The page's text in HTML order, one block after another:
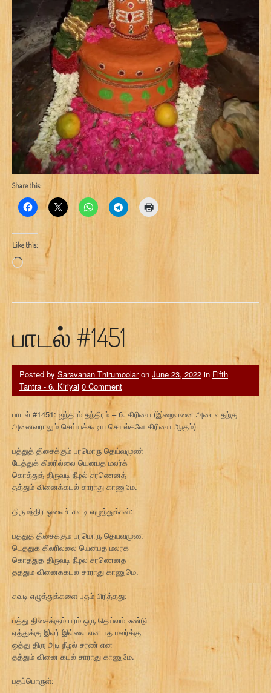
Share this:
Like this:
Loading…
பாடல் #1451
Posted by Saravanan Thirumoolaron June 23, 2022 in Fifth
Tantra - 6. Kiriyai 0 Comment
பாடல் #1451: ஐந்தாம் தந்திரம் – 6. கிரியை (இறைவனை அடைவதற்கு
அனைவராலும் செய்யக்கூடிய செயல்களே கிரியை ஆகும்)
பத்துத் திசைக்கும் பரமொரு தெய்வமுண்
டேத்துக் கிலரில்லை யெனபத மலர்க்
கொத்துத் திருவடி நீழல் சரணெனத்
தத்தும் வினைக்கடல் சாராது காணுமே.
திருமந்திர ஓலைச் சுவடி எழுத்துக்கள்:
பததுத திசைககும பரமொரு தெயவமுண
டெததுக கிலரிலலை யெனபத மலரக
கொததுத திருவடி நீழல சரணெனத
தததும வினைககடல சாராது காணுமெ.
சுவடி எழுத்துக்களை பதம் பிரித்தது:
பத்து திசைக்கும் பரம் ஒரு தெய்வம் உண்டு
ஏத்துக்கு இலர் இல்லை என பத மலர்க்கு
ஒத்து திரு அடி நீழல் சரண் என
தத்தும் வினை கடல் சாராது காணுமே.
பதப்பொருள்: